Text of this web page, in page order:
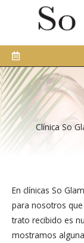
Clínica So
En clínicas So
para nosotros
trato recibido es
mostramos